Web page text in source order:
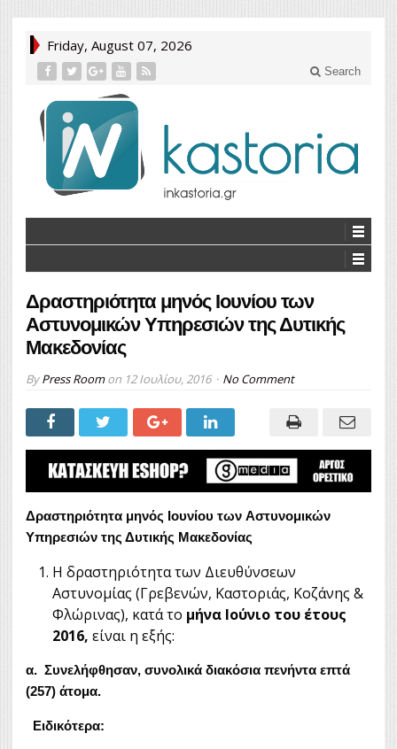
Friday, August 07, 2026
Search
Δραστηριότητα μηνός Ιουνίου των
Αστυνομικών Υπηρεσιών της Δυτικής
Μακεδονίας
ByPress Roomon 12 Ιουλίου, 2016 No Comment
Δραστηριότητα μηνός Ιουνίου των Αστυνομικών
Υπηρεσιών της Δυτικής Μακεδονίας
Η δραστηριότητα των Διευθύνσεων
Αστυνομίας (Γρεβενών, Καστοριάς, Κοζάνης &
Φλώρινας), κατά το μήνα Ιούνιο του έτους
2016, είναι η εξής:
α. Συνελήφθησαν, συνολικά διακόσια πενήντα επτά
(257) άτομα.
Ειδικότερα: